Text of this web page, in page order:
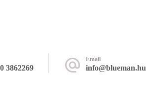
3862269
Email
info@blueman.hu